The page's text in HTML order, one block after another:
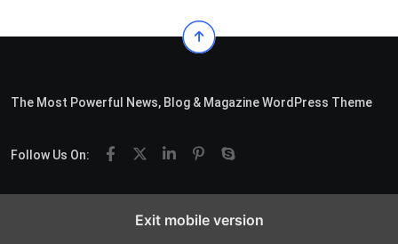
The Most Powerful News, Blog & Magazine WordPress Theme
Follow Us On:
Exit mobile version